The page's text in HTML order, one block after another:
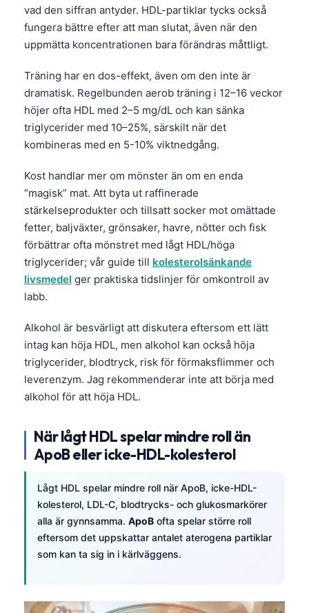
vad den siffran antyder. HDL-partiklar tycks också
fungera bättre efter att man slutat, även när den
uppmätta koncentrationen bara förändras måttligt.
Träning har en dos-effekt, även om den inte är
dramatisk. Regelbunden aerob träning i 12–16 veckor
höjer ofta HDL med 2–5 mg/dL och kan sänka
triglycerider med 10–25%, särskilt när det
kombineras med en 5-10% viktnedgång.
Kost handlar mer om mönster än om en enda
“magisk” mat. Att byta ut raffinerade
stärkelseprodukter och tillsatt socker mot omättade
fetter, baljväxter, grönsaker, havre, nötter och fisk
förbättrar ofta mönstret med lågt HDL/höga
triglycerider; vår guide till kolesterolsänkande
livsmedel ger praktiska tidslinjer för omkontroll av
labb.
Alkohol är besvärligt att diskutera eftersom ett lätt
intag kan höja HDL, men alkohol kan också höja
triglycerider, blodtryck, risk för förmaksflimmer och
leverenzym. Jag rekommenderar inte att börja med
alkohol för att höja HDL.
När lågt HDL spelar mindre roll än
ApoB eller icke-HDL-kolesterol
Lågt HDL spelar mindre roll när ApoB, icke-HDL-
kolesterol, LDL-C, blodtrycks- och glukosmarkörer
alla är gynnsamma. ApoB ofta spelar större roll
eftersom det uppskattar antalet aterogena partiklar
som kan ta sig in i kärlväggens.
Slovenščina
Shqip
বাংলা
मराठी
தமிழ்
ಕನ್ನಡ
മലയാളം
Bahasa Melayu
Tiếng Việt
ไทย
ဗမာစာ
ភាសាខ្មែរ
Kiswahili
አማርኛ
Українська
O‘zbekcha
Català
Қазақ тілі
Suomi
Slovenčina